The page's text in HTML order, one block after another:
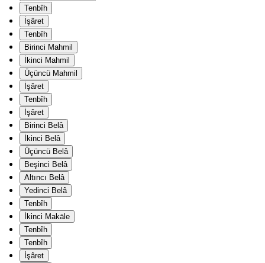
Tenbîh
İşâret
Tenbîh
Birinci Mahmil
İkinci Mahmil
Üçüncü Mahmil
İşâret
Tenbîh
İşâret
Birinci Belâ
İkinci Belâ
Üçüncü Belâ
Beşinci Belâ
Altıncı Belâ
Yedinci Belâ
Tenbîh
İkinci Makāle
Tenbîh
Tenbîh
İşâret